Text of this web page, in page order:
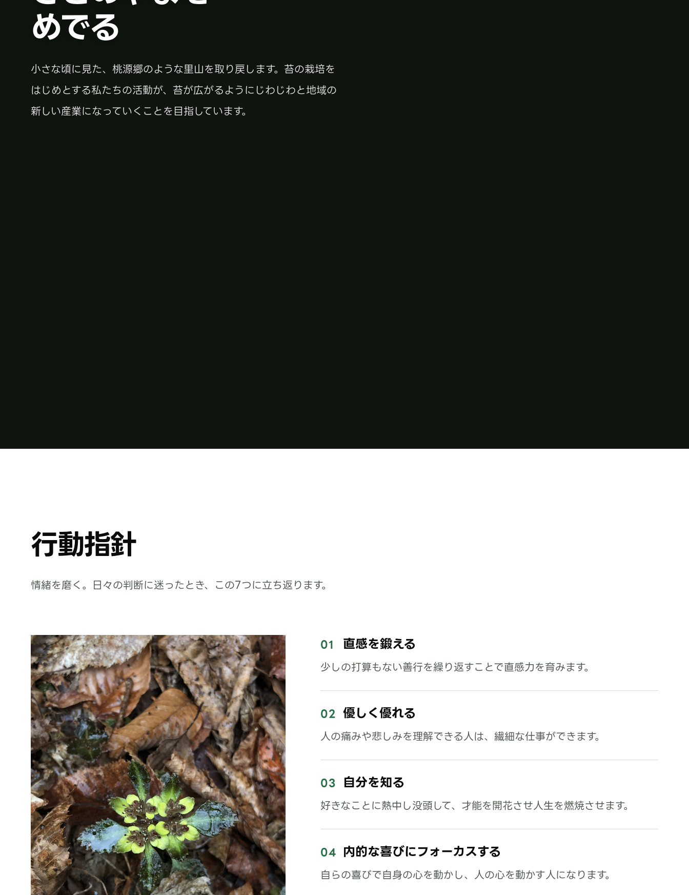
めでる
小さな頃に見た、桃源郷のような里山を取り戻します。苔の栽培を
はじめとする私たちの活動が、苔が広がるようにじわじわと地域の
新しい産業になっていくことを目指しています。
行動指針
情緒を磨く。日々の判断に迷ったとき、この7つに立ち返ります。
01 直感を鍛える
少しの打算もない善行を繰り返すことで直感力を育みます。
02 優しく優れる
人の痛みや悲しみを理解できる人は、繊細な仕事ができます。
03 自分を知る
好きなことに熱中し没頭して、才能を開花させ人生を燃焼させます。
04 内的な喜びにフォーカスする
自らの喜びで自身の心を動かし、人の心を動かす人になります。